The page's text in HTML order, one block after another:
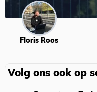
Floris Roos
Volg ons ook op